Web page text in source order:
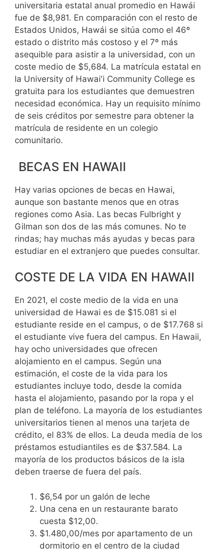
universitaria estatal anual promedio en Hawái
fue de $8,981. En comparación con el resto de
Estados Unidos, Hawái se sitúa como el 46º
estado o distrito más costoso y el 7º más
asequible para asistir a la universidad, con un
coste medio de $5,684. La matrícula estatal en
la University of Hawai'i Community College es
gratuita para los estudiantes que demuestren
necesidad económica. Hay un requisito mínimo
de seis créditos por semestre para obtener la
matrícula de residente en un colegio
comunitario.
BECAS EN HAWAII
Hay varias opciones de becas en Hawai,
aunque son bastante menos que en otras
regiones como Asia. Las becas Fulbright y
Gilman son dos de las más comunes. No te
rindas; hay muchas más ayudas y becas para
estudiar en el extranjero que puedes consultar.
COSTE DE LA VIDA EN HAWAII
En 2021, el coste medio de la vida en una
universidad de Hawai es de $15.081 si el
estudiante reside en el campus, o de $17.768 si
el estudiante vive fuera del campus. En Hawaii,
hay ocho universidades que ofrecen
alojamiento en el campus. Según una
estimación, el coste de la vida para los
estudiantes incluye todo, desde la comida
hasta el alojamiento, pasando por la ropa y el
plan de teléfono. La mayoría de los estudiantes
universitarios tienen al menos una tarjeta de
crédito, el 83% de ellos. La deuda media de los
préstamos estudiantiles es de $37.584. La
mayoría de los productos básicos de la isla
deben traerse de fuera del país.
$6,54 por un galón de leche
Una cena en un restaurante barato
cuesta $12,00.
$1.480,00/mes por apartamento de un
dormitorio en el centro de la ciudad